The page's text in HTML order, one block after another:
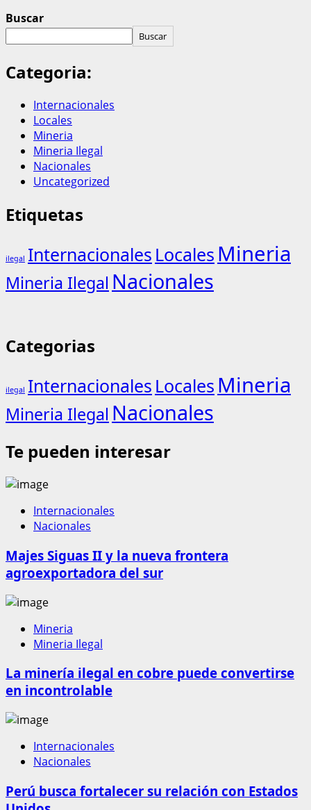
Buscar
Buscar
Categoria:
Internacionales
Locales
Mineria
Mineria Ilegal
Nacionales
Uncategorized
Etiquetas
ilegal Internacionales Locales Mineria
Mineria Ilegal Nacionales
Categorias
ilegal Internacionales Locales Mineria
Mineria Ilegal Nacionales
Te pueden interesar
Internacionales
Nacionales
Majes Siguas II y la nueva frontera
agroexportadora del sur
Mineria
Mineria Ilegal
La minería ilegal en cobre puede convertirse
en incontrolable
Internacionales
Nacionales
Perú busca fortalecer su relación con Estados